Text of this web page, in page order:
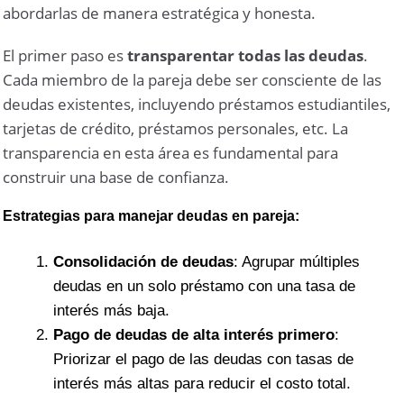
abordarlas de manera estratégica y honesta.
El primer paso estransparentar todas las deudas.
Cada miembro de la pareja debe ser consciente de las
deudas existentes, incluyendo préstamos estudiantiles,
tarjetas de crédito, préstamos personales, etc. La
transparencia en esta área es fundamental para
construir una base de confianza.
Estrategias para manejar deudas en pareja:
Consolidación de deudas: Agrupar múltiples
deudas en un solo préstamo con una tasa de
interés más baja.
Pago de deudas de alta interés primero:
Priorizar el pago de las deudas con tasas de
interés más altas para reducir el costo total.